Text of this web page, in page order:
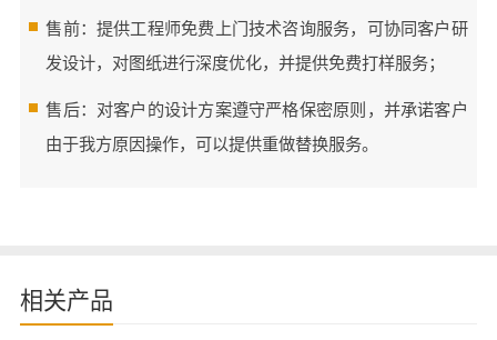
售前：提供工程师免费上门技术咨询服务，可协同客户研
发设计，对图纸进行深度优化，并提供免费打样服务；
售后：对客户的设计方案遵守严格保密原则，并承诺客户
由于我方原因操作，可以提供重做替换服务。
相关产品